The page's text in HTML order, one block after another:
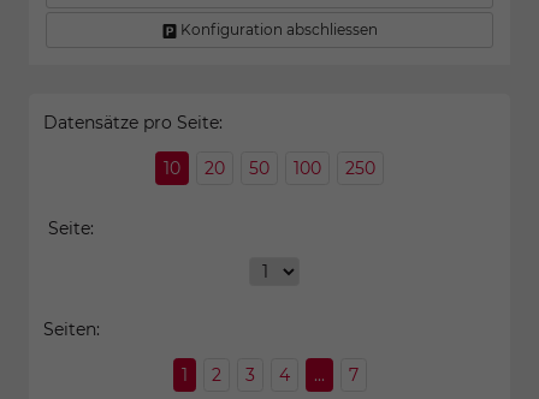
Konfiguration abschliessen
Datensätze pro Seite:
10 20 50 100 250
Seite:
Seiten:
1 2 3 4 ... 7